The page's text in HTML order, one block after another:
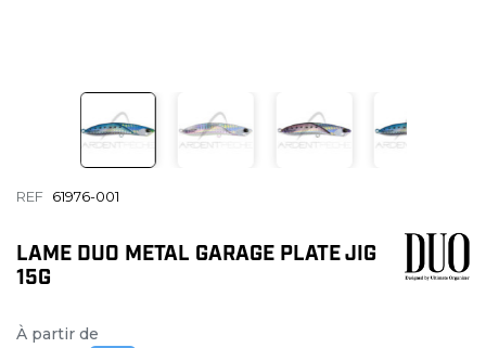
REF 61976-001
LAME DUO METAL GARAGE PLATE JIG
15G
À partir de